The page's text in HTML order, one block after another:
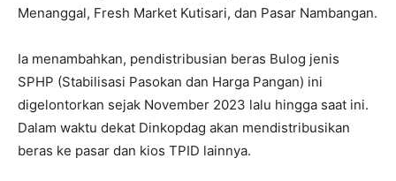
Menanggal, Fresh Market Kutisari, dan Pasar Nambangan.
Ia menambahkan, pendistribusian beras Bulog jenis
SPHP (Stabilisasi Pasokan dan Harga Pangan) ini
digelontorkan sejak November 2023 lalu hingga saat ini.
Dalam waktu dekat Dinkopdag akan mendistribusikan
beras ke pasar dan kios TPID lainnya.